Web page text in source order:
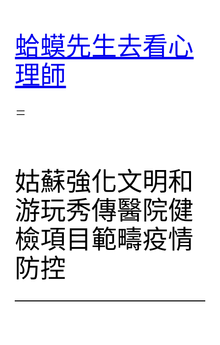
蛤蟆先生去看心
理師
姑蘇強化文明和
游玩秀傳醫院健
檢項目範疇疫情
防控